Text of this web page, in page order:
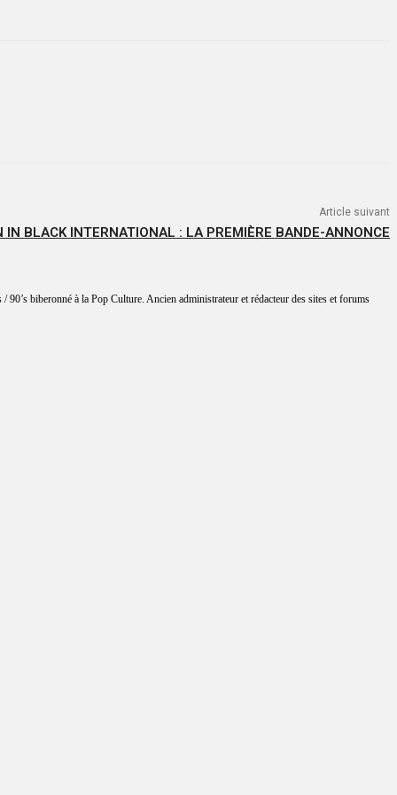
Article suivant
IN BLACK INTERNATIONAL : LA PREMIÈRE BANDE-ANNONCE
biberonné à la Pop Culture. Ancien administrateur et rédacteur des sites et forums